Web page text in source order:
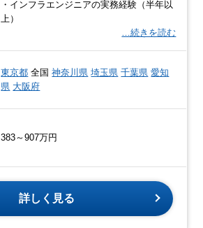
・インフラエンジニアの実務経験（半年以
上）
…続きを読む
東京都 全国神奈川県 埼玉県 千葉県 愛知
県 大阪府
383～907万円
詳しく見る